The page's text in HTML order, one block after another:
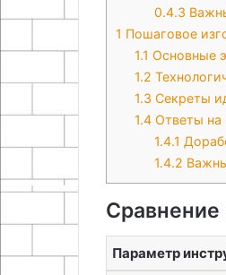
0.4.3
1 Пошаговое
1.1 Основные
1.2
1.3 Секреты
1.4 Ответы на
1.4.1
1.4.2
Сравнение
Параметр